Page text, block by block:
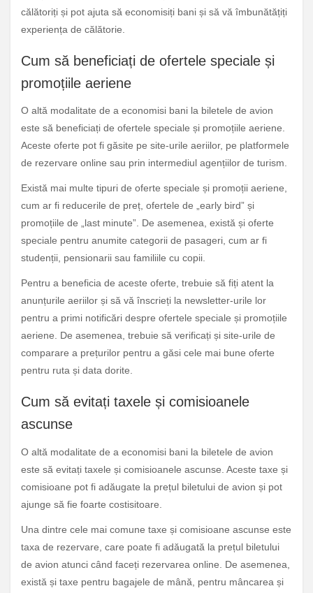
călătoriți și pot ajuta să economisiți bani și să vă îmbunătățiți
experiența de călătorie.
Cum să beneficiați de ofertele speciale și
promoțiile aeriene
O altă modalitate de a economisi bani la biletele de avion
este să beneficiați de ofertele speciale și promoțiile aeriene.
Aceste oferte pot fi găsite pe site-urile aeriilor, pe platformele
de rezervare online sau prin intermediul agențiilor de turism.
Există mai multe tipuri de oferte speciale și promoții aeriene,
cum ar fi reducerile de preț, ofertele de „early bird” și
promoțiile de „last minute”. De asemenea, există și oferte
speciale pentru anumite categorii de pasageri, cum ar fi
studenții, pensionarii sau familiile cu copii.
Pentru a beneficia de aceste oferte, trebuie să fiți atent la
anunțurile aeriilor și să vă înscrieți la newsletter-urile lor
pentru a primi notificări despre ofertele speciale și promoțiile
aeriene. De asemenea, trebuie să verificați și site-urile de
comparare a prețurilor pentru a găsi cele mai bune oferte
pentru ruta și data dorite.
Cum să evitați taxele și comisioanele
ascunse
O altă modalitate de a economisi bani la biletele de avion
este să evitați taxele și comisioanele ascunse. Aceste taxe și
comisioane pot fi adăugate la prețul biletului de avion și pot
ajunge să fie foarte costisitoare.
Una dintre cele mai comune taxe și comisioane ascunse este
taxa de rezervare, care poate fi adăugată la prețul biletului
de avion atunci când faceți rezervarea online. De asemenea,
există și taxe pentru bagajele de mână, pentru mâncarea și